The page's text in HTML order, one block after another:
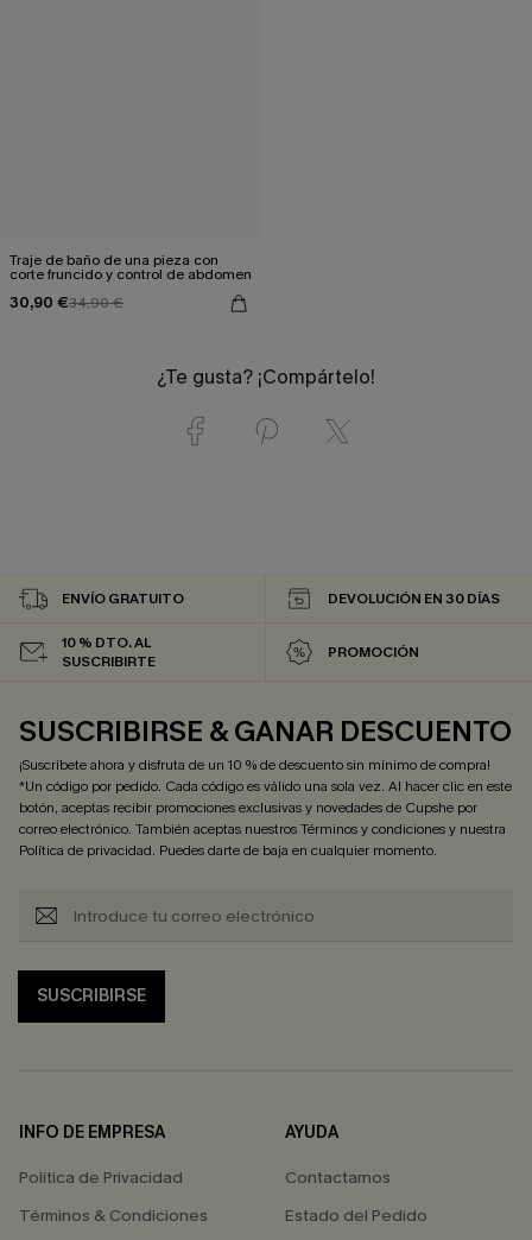
Traje de baño de una pieza con
corte fruncido y control de abdomen
30,90 €34,90 €
¿Te gusta? ¡Compártelo!
ENVÍO GRATUITO DEVOLUCIÓN EN 30 DÍAS
10 % DTO. AL
SUSCRIBIRTE
PROMOCIÓN
SUSCRIBIRSE & GANAR DESCUENTO
¡Suscríbete ahora y disfruta de un 10 % de descuento sin mínimo de compra!
*Un código por pedido. Cada código es válido una sola vez. Al hacer clic en este
botón, aceptas recibir promociones exclusivas y novedades de Cupshe por
correo electrónico. También aceptas nuestrosTérminos y condicionesy nuestra
Política de privacidad. Puedes darte de baja en cualquier momento.
SUSCRIBIRSE
INFO DE EMPRESA
Política de Privacidad
Términos & Condiciones
AYUDA
Contactarnos
Estado del Pedido